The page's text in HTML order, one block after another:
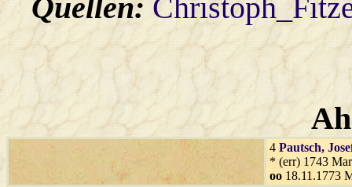
Quellen:
4 Pautsch,
* (err) 1743
oo 18.11.1773